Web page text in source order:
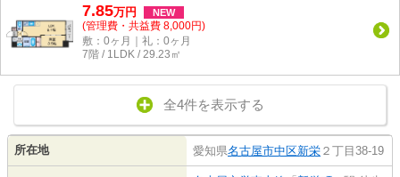
7.85万円 NEW
(管理費・共益費 8,000円)
敷：0ヶ月｜礼：0ヶ月
7階 / 1LDK / 29.23㎡
全4件を表示する
所在地 愛知県名古屋市中区新栄 ２丁目38-19